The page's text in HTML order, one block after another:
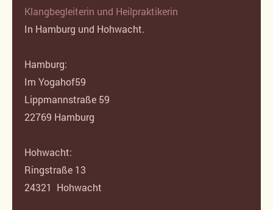
Klangbegleiterin und Heilpraktikerin
In Hamburg und Hohwacht.
Hamburg:
Im Yogahof59
Lippmannstraße 59
22769 Hamburg
Hohwacht:
Ringstraße 13
24321 Hohwacht